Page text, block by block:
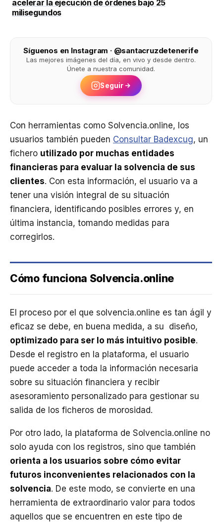
acelerar la ejecución de órdenes bajo 25
milisegundos
Síguenos en Instagram · @santacruzdetenerife
Las mejores imágenes del día, en vivo y desde dentro.
Únete a nuestra comunidad.
Seguir
Con herramientas como Solvencia.online, los
usuarios también pueden Consultar Badexcug, un
fichero utilizado por muchas entidades
financieras para evaluar la solvencia de sus
clientes. Con esta información, el usuario va a
tener una visión integral de su situación
financiera, identificando posibles errores y, en
última instancia, tomando medidas para
corregirlos.
Cómo funciona Solvencia.online
El proceso por el que solvencia.online es tan ágil y
eficaz se debe, en buena medida, a su diseño,
optimizado para ser lo más intuitivo posible.
Desde el registro en la plataforma, el usuario
puede acceder a toda la información necesaria
sobre su situación financiera y recibir
asesoramiento personalizado para gestionar su
salida de los ficheros de morosidad.
Por otro lado, la plataforma de Solvencia.online no
solo ayuda con los registros, sino que también
orienta a los usuarios sobre cómo evitar
futuros inconvenientes relacionados con la
solvencia. De este modo, se convierte en una
herramienta de extraordinario valor para todos
aquellos que se encuentren en este tipo de